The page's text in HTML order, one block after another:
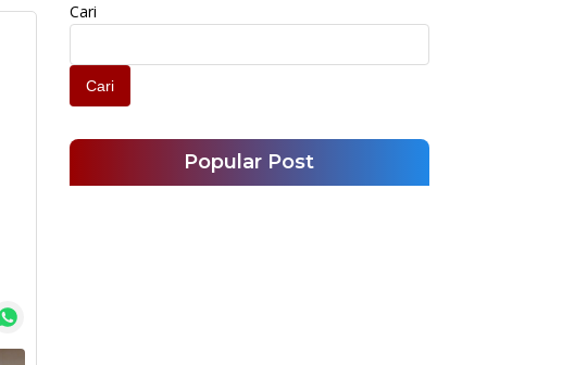
Cari
Cari
Popular Post